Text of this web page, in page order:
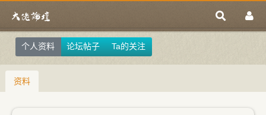
个人资料 论坛帖子 Ta的关注
资料